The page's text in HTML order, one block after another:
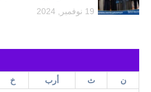
19 نوفمبر, 2024
ن ث أرب خ